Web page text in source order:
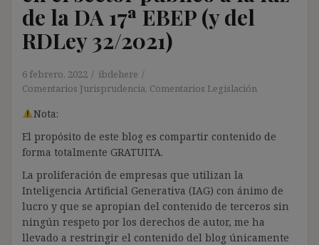
de la DA 17ª EBEP (y del
RDLey 32/2021)
6 febrero, 2022
ibdehere
Comentarios Jurisprudencia, Comentarios Legislación
Nota:
El propósito de este blog es compartir contenido de
forma totalmente GRATUITA.
La proliferación de empresas que utilizan la
Inteligencia Artificial Generativa (IAG) con ánimo de
lucro y que se apropian del contenido de terceros sin
ningún respeto por los derechos de autor, me ha
llevado a restringir el contenido del blog únicamente